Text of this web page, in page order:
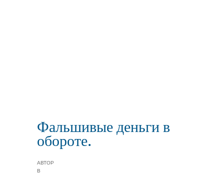
Фальшивые деньги в
обороте.
АВТОР
В